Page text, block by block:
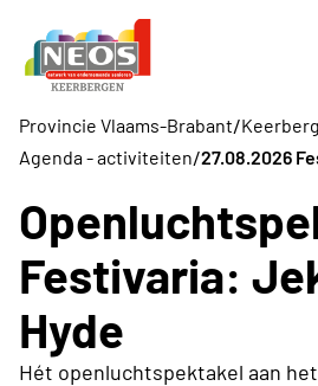
Provincie Vlaams-Brabant/
Agenda - activiteiten/27.08.2026
Festivaria:
Hyde
Hét openluchtspektakel aan